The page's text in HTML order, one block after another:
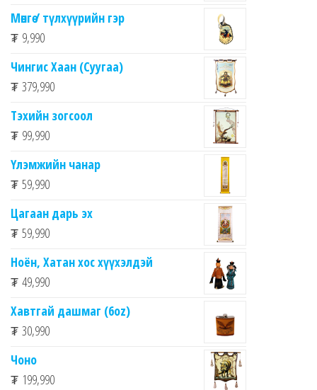
Мөнгө / түлхүүрийн гэр
₮ 9,990
Чингис Хаан (Суугаа)
₮ 379,990
Тэхийн зогсоол
₮ 99,990
Үлэмжийн чанар
₮ 59,990
Цагаан дарь эх
₮ 59,990
Ноён, Хатан хос хүүхэлдэй
₮ 49,990
Хавтгай дашмаг (6oz)
₮ 30,990
Чоно
₮ 199,990